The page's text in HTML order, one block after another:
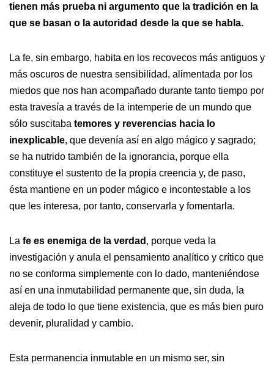
tienen más prueba ni argumento que la tradición en la
que se basan o la autoridad desde la que se habla.
La fe, sin embargo, habita en los recovecos más antiguos y
más oscuros de nuestra sensibilidad, alimentada por los
miedos que nos han acompañado durante tanto tiempo por
esta travesía a través de la intemperie de un mundo que
sólo suscitaba temores y reverencias hacia lo
inexplicable, que devenía así en algo mágico y sagrado;
se ha nutrido también de la ignorancia, porque ella
constituye el sustento de la propia creencia y, de paso,
ésta mantiene en un poder mágico e incontestable a los
que les interesa, por tanto, conservarla y fomentarla.
La fe es enemiga de la verdad , porque veda la
investigación y anula el pensamiento analítico y crítico que
no se conforma simplemente con lo dado, manteniéndose
así en una inmutabilidad permanente que, sin duda, la
aleja de todo lo que tiene existencia, que es más bien puro
devenir, pluralidad y cambio.
Esta permanencia inmutable en un mismo ser, sin